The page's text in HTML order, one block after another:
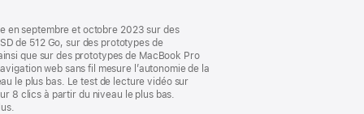
en septembre et octobre 2023 sur des
de 512 Go, sur des prototypes de
que sur des prototypes de MacBook Pro
web sans fil mesure l’autonomie de la
le plus bas. Le test de lecture vidéo sur
8 clics à partir du niveau le plus bas.